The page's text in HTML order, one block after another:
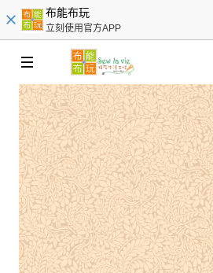
布能布玩
立刻使用官方APP